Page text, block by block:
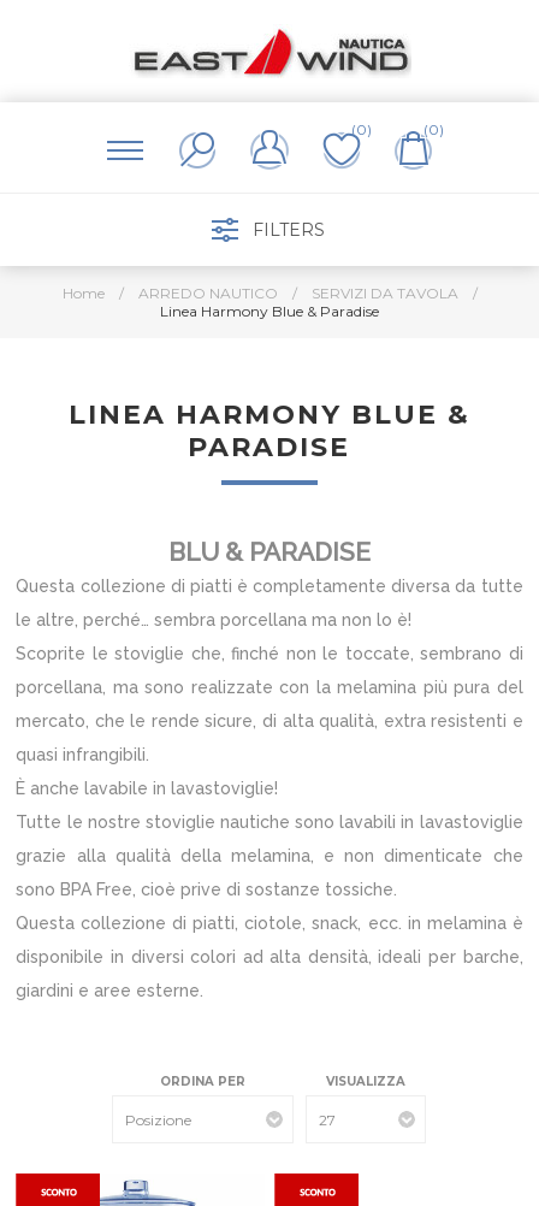
(0) (0)
FILTERS
Home / ARREDO NAUTICO / SERVIZI DA TAVOLA
/
Linea Harmony Blue & Paradise
LINEA HARMONY BLUE &
PARADISE
BLU & PARADISE
Questa collezione di piatti è completamente diversa da tutte
le altre, perché… sembra porcellana ma non lo è!
Scoprite le stoviglie che, finché non le toccate, sembrano di
porcellana, ma sono realizzate con la melamina più pura del
mercato, che le rende sicure, di alta qualità, extra resistenti e
quasi infrangibili.
È anche lavabile in lavastoviglie!
Tutte le nostre stoviglie nautiche sono lavabili in lavastoviglie
grazie alla qualità della melamina, e non dimenticate che
sono BPA Free, cioè prive di sostanze tossiche.
Questa collezione di piatti, ciotole, snack, ecc. in melamina è
disponibile in diversi colori ad alta densità, ideali per barche,
giardini e aree esterne.
ORDINA PER VISUALIZZA